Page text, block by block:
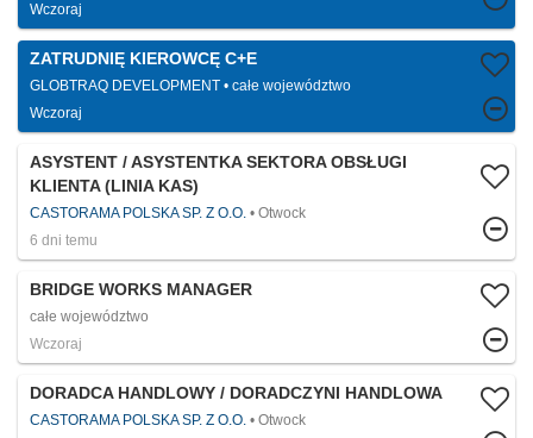
Wczoraj
ZATRUDNIĘ KIEROWCĘ C+E
GLOBTRAQ DEVELOPMENT
całe województwo
Wczoraj
ASYSTENT / ASYSTENTKA SEKTORA OBSŁUGI
KLIENTA (LINIA KAS)
CASTORAMA POLSKA SP. Z O.O.
Otwock
6 dni temu
BRIDGE WORKS MANAGER
całe województwo
Wczoraj
DORADCA HANDLOWY / DORADCZYNI HANDLOWA
CASTORAMA POLSKA SP. Z O.O.
Otwock